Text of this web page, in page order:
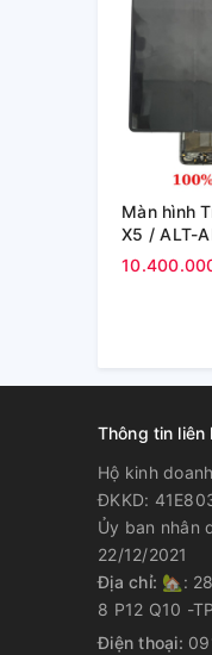
Màn hình
X5 / ALT-
Máy)
Thông tin liên
Hộ kinh
ĐKKD:
Ủy ban nhân
22/12/2021
Địa chỉ: 🏡:
8 P12 Q10 -
Điện thoại: